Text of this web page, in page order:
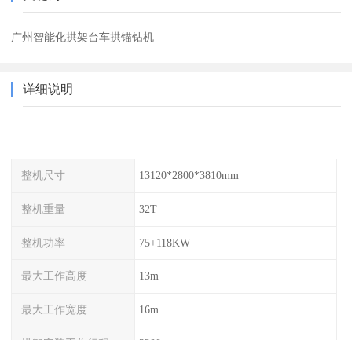
广州智能化拱架台车拱锚钻机
详细说明
整机尺寸 13120*2800*3810mm
整机重量 32T
整机功率 75+118KW
最大工作高度 13m
最大工作宽度 16m